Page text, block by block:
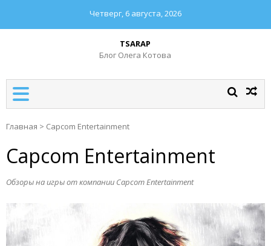
Четверг, 6 августа, 2026
TSARAP
Блог Олега Котова
Главная > Capcom Entertainment
Capcom Entertainment
Обзоры на игры от компании Capcom Entertainment